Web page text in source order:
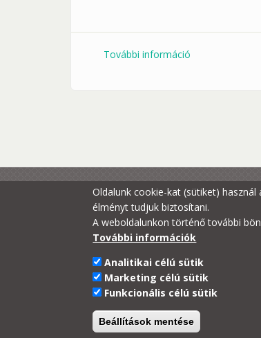
További információ
Oldalunk cookie-kat (sütiket)
élményt tudjuk biztosítani.
A weboldalunkon történő további
További információk
Analitikai célú sütik
Marketing célú sütik
Funkcionális célú sütik
Beállítások mentése